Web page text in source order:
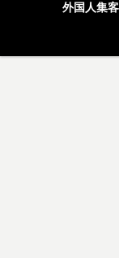
外国人集客